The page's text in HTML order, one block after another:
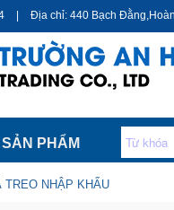
Địa chỉ: 440 Bạch
PHẨM
đây
TREO NHẬP KHẨU